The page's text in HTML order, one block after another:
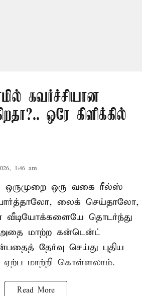
கவர்ச்சியான
ஒரே கிளிக்கில்
1:46 am
ஒருமுறை ஒரு வகை ரீல்ஸ்
லைக் செய்தாலோ,
வீடியோக்களையே தொடர்ந்து
அதை மாற்ற கன்டென்ட்
தேர்வு செய்து புதிய
ஏற்ப மாற்றி கொள்ளலாம்.
Read More